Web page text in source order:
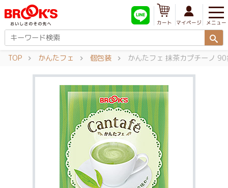
メニュー
マイページ
カート
TOP かんたフェ 個包装 かんたフェ 抹茶カプチーノ